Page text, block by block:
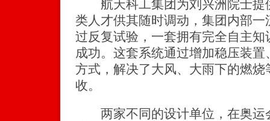
航天科工集团为刘兴洲院士提
类人才供其随时调动，集团内部
过反复试验，一套拥有完全自主
成功。这套系统通过增加稳压装
方式，解决了大风、大雨下的燃
收。
两家不同的设计单位，在奥运